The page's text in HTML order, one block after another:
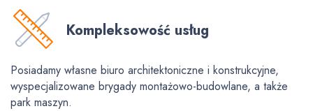
Kompleksowość usług
Posiadamy własne biuro architektoniczne i konstrukcyjne,
wyspecjalizowane brygady montażowo-budowlane, a także
park maszyn.